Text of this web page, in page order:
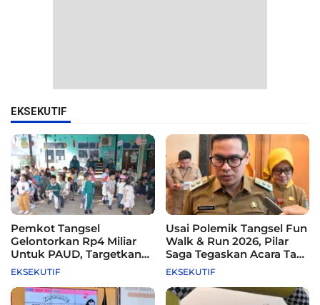
EKSEKUTIF
Pemkot Tangsel
Gelontorkan Rp4 Miliar
Untuk PAUD, Targetkan
115 Sekolah
EKSEKUTIF
Usai Polemik Tangsel Fun
Walk & Run 2026, Pilar
Saga Tegaskan Acara Tak
Difasilitasi Pemkot
EKSEKUTIF